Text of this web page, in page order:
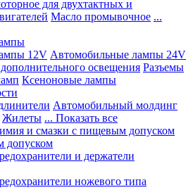
для двухтактных и
Масло промывочное ...
12V Автомобильные лампы 24V
освещения Разъемы
Ксеноновые лампы
Автомобильный молдинг
Жилеты ... Показать все
и смазки с пищевым допуском
допуском
и держатели
ножевого типа